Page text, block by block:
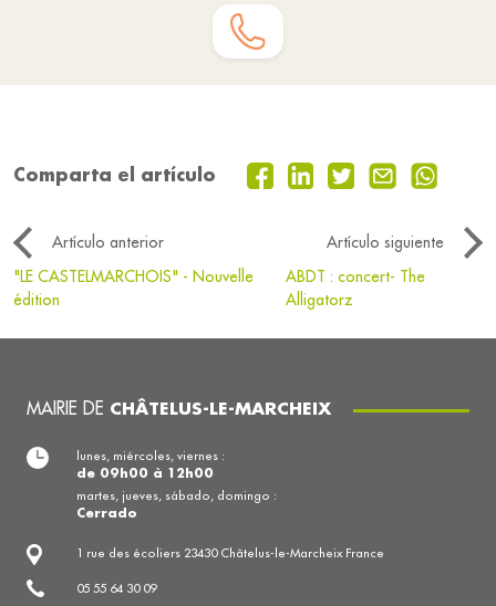
Comparta el artículo
Artículo anterior
Artículo siguiente
"LE CASTELMARCHOIS" - Nouvelle
édition
ABDT : concert- The
Alligatorz
MAIRIE DE CHÂTELUS-LE-MARCHEIX
1 rue des écoliers 23430 Châtelus-le-Marcheix France
05 55 64 30 09
lunes, miércoles, viernes :
de 09h00 à 12h00
martes, jueves, sábado, domingo :
Cerrado